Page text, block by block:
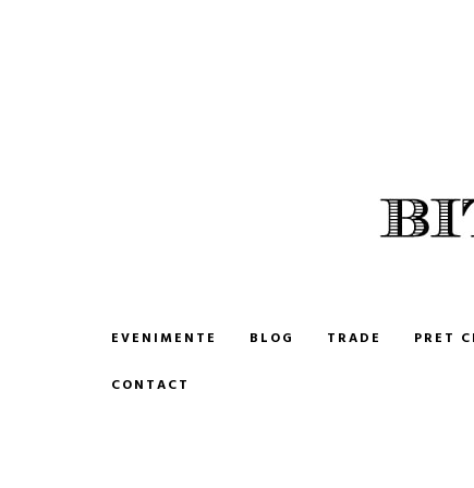
CUMPARA SI VINDE
EVENIMENTE BLOG TRADE PRET
CONTACT